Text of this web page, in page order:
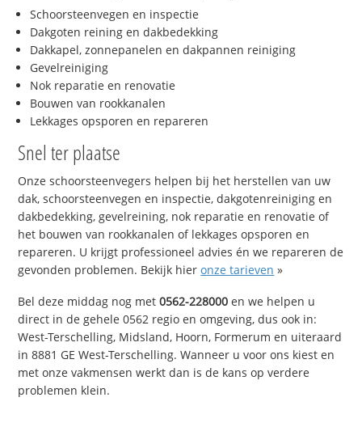
Schoorsteenvegen en inspectie
Dakgoten reining en dakbedekking
Dakkapel, zonnepanelen en dakpannen reiniging
Gevelreiniging
Nok reparatie en renovatie
Bouwen van rookkanalen
Lekkages opsporen en repareren
Snel ter plaatse
Onze schoorsteenvegers helpen bij het herstellen van uw
dak, schoorsteenvegen en inspectie, dakgotenreiniging en
dakbedekking, gevelreining, nok reparatie en renovatie of
het bouwen van rookkanalen of lekkages opsporen en
repareren. U krijgt professioneel advies én we repareren de
gevonden problemen. Bekijk hieronze tarieven »
Bel deze middag nog met0562-228000 en we helpen u
direct in de gehele 0562 regio en omgeving, dus ook in:
West-Terschelling, Midsland, Hoorn, Formerum en uiteraard
in 8881 GE West-Terschelling. Wanneer u voor ons kiest en
met onze vakmensen werkt dan is de kans op verdere
problemen klein.